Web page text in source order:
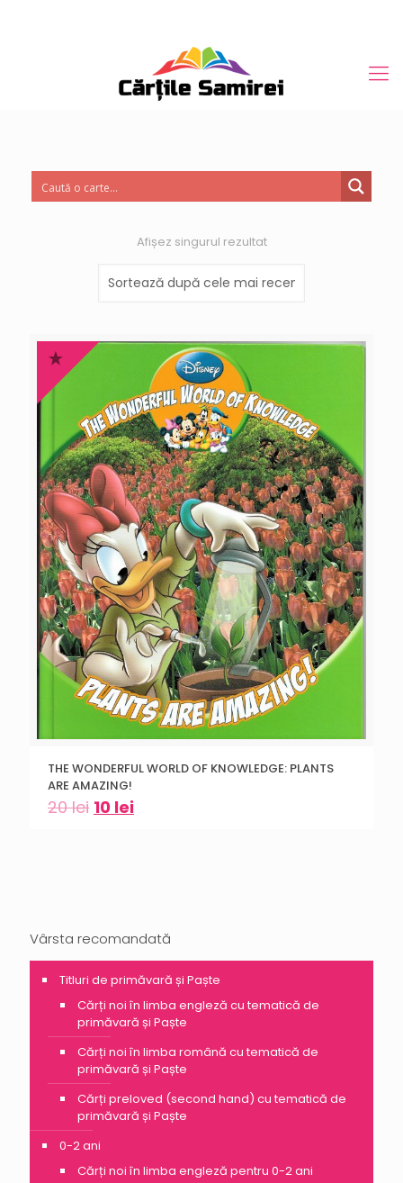
Afișez singurul rezultat
THE WONDERFUL WORLD OF KNOWLEDGE: PLANTS
ARE AMAZING!
20lei 10 lei
Vârsta recomandată
Titluri de primăvară și Paște
Cărți noi în limba engleză cu tematică de
primăvară și Paște
Cărți noi în limba română cu tematică de
primăvară și Paște
Cărți preloved (second hand) cu tematică de
primăvară și Paște
0-2 ani
Cărți noi în limba engleză pentru 0-2 ani